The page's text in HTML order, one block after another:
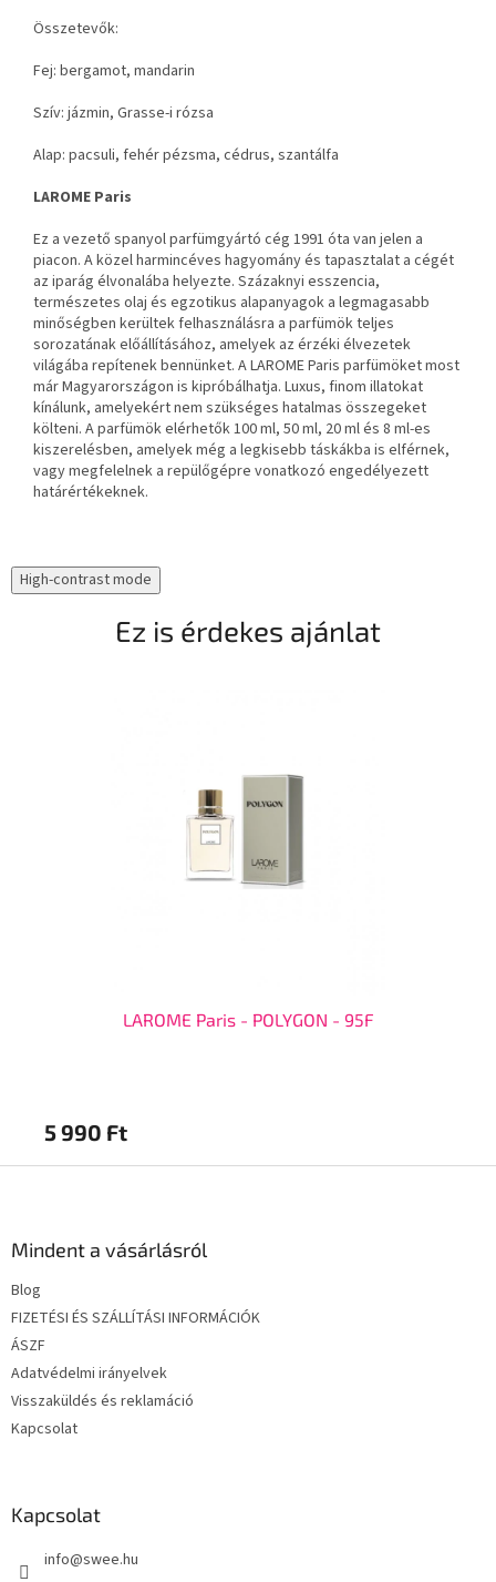
Összetevők:
Fej: bergamot, mandarin
Szív: jázmin, Grasse-i rózsa
Alap: pacsuli, fehér pézsma, cédrus, szantálfa
LAROME Paris
Ez a vezető spanyol parfümgyártó cég 1991 óta van jelen a
piacon. A közel harmincéves hagyomány és tapasztalat a cégét
az iparág élvonalába helyezte. Százaknyi esszencia,
természetes olaj és egzotikus alapanyagok a legmagasabb
minőségben kerültek felhasználásra a parfümök teljes
sorozatának előállításához, amelyek az érzéki élvezetek
világába repítenek bennünket. A LAROME Paris parfümöket most
már Magyarországon is kipróbálhatja. Luxus, finom illatokat
kínálunk, amelyekért nem szükséges hatalmas összegeket
költeni. A parfümök elérhetők 100 ml, 50 ml, 20 ml és 8 ml-es
kiszerelésben, amelyek még a legkisebb táskákba is elférnek,
vagy megfelelnek a repülőgépre vonatkozó engedélyezett
határértékeknek.
High-contrast mode
Ez is érdekes ajánlat
LAROME Paris - POLYGON - 95F
5 990 Ft
Mindent a vásárlásról
Blog
FIZETÉSI ÉS SZÁLLÍTÁSI INFORMÁCIÓK
ÁSZF
Adatvédelmi irányelvek
Visszaküldés és reklamáció
Kapcsolat
Kapcsolat
info@swee.hu